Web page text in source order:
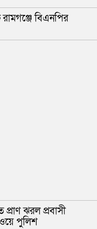
বিএনপির
প্রাণ ঝরল প্রবাসী
পুলিশ